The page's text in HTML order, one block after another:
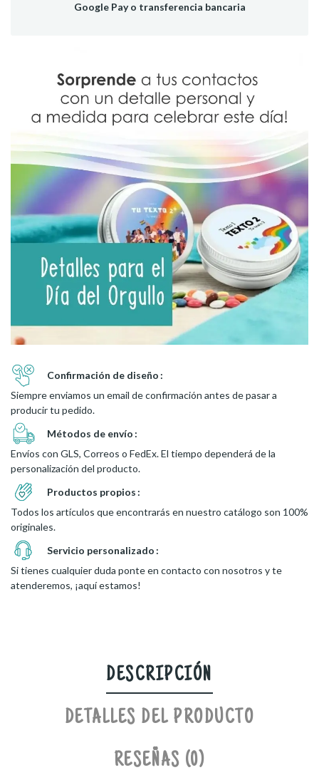
Google Pay o transferencia bancaria
Confirmación de diseño
Siempre enviamos un email de confirmación antes de pasar a
producir tu pedido.
Métodos de envío
Envíos con GLS, Correos o FedEx. El tiempo dependerá de la
personalización del producto.
Productos propios
Todos los artículos que encontrarás en nuestro catálogo son 100%
originales.
Servicio personalizado
Si tienes cualquier duda ponte en contacto con nosotros y te
atenderemos, ¡aquí estamos!
DESCRIPCIÓN
DETALLES DEL PRODUCTO
RESEÑAS (0)